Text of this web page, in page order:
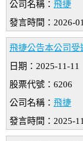
公司名稱： 飛捷
發言時間：2026-
飛捷公告本公司
日期：2025-11-11
股票代號：6206
公司名稱： 飛捷
發言時間：2025-